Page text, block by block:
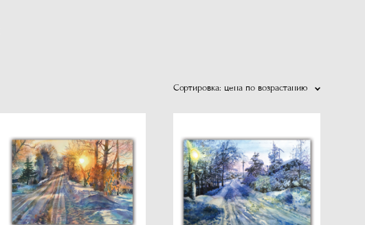
Сортировка: цена по возрастанию